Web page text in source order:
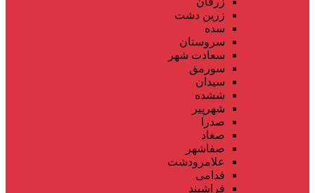
زرین دشت
سده
سروستان
سعادت شهر
سورمق
سیدان
ششده
شهرپیر
صدرا
صغاد
صفاشهر
علامرودشت
فدامی
فراشبند